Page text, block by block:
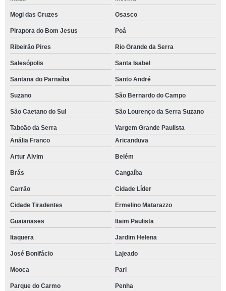
Mogi das Cruzes Osasco
Pirapora do Bom Jesus Poá
Ribeirão Pires Rio Grande da Serra
Salesópolis Santa Isabel
Santana do Parnaíba Santo André
Suzano São Bernardo do Campo
São Caetano do Sul São Lourenço da Serra Suzano
Taboão da Serra
Vargem Grande Paulista
Anália Franco
Aricanduva
Artur Alvim Belém
Brás Cangaíba
Carrão Cidade Líder
Cidade Tiradentes Ermelino Matarazzo
Guaianases Itaim Paulista
Itaquera Jardim Helena
José Bonifácio Lajeado
Mooca Pari
Parque do Carmo Penha